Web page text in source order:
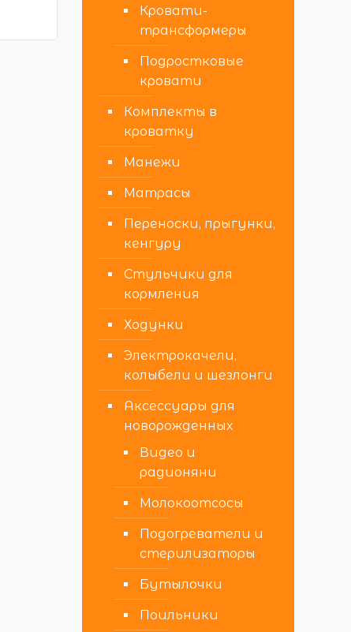
Кровати-
трансформеры
Подростковые
кровати
Комплекты в
кроватку
Манежи
Матрасы
Переноски, прыгунки,
кенгуру
Стульчики для
кормления
Ходунки
Электрокачели,
колыбели и шезлонги
Аксессуары для
новорожденных
Видео и
радионяни
Молокоотсосы
Подогреватели и
стерилизаторы
Бутылочки
Поильники